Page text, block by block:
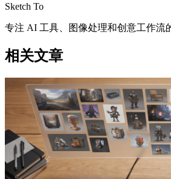
Sketch To
专注 AI 工具、图像处理和创意工作流
相关文章